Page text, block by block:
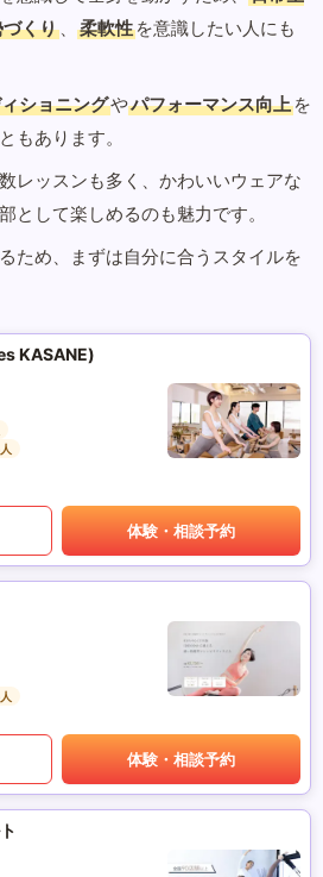
くり 、 柔軟性 を意識したい人にも
ショニングやパフォーマンス向上 を
もあります。
レッスンも多く、かわいいウェアな
として楽しめるのも魅力です。
ため、まずは自分に合うスタイルを
KASANE)
体験・相談予約
体験・相談予約